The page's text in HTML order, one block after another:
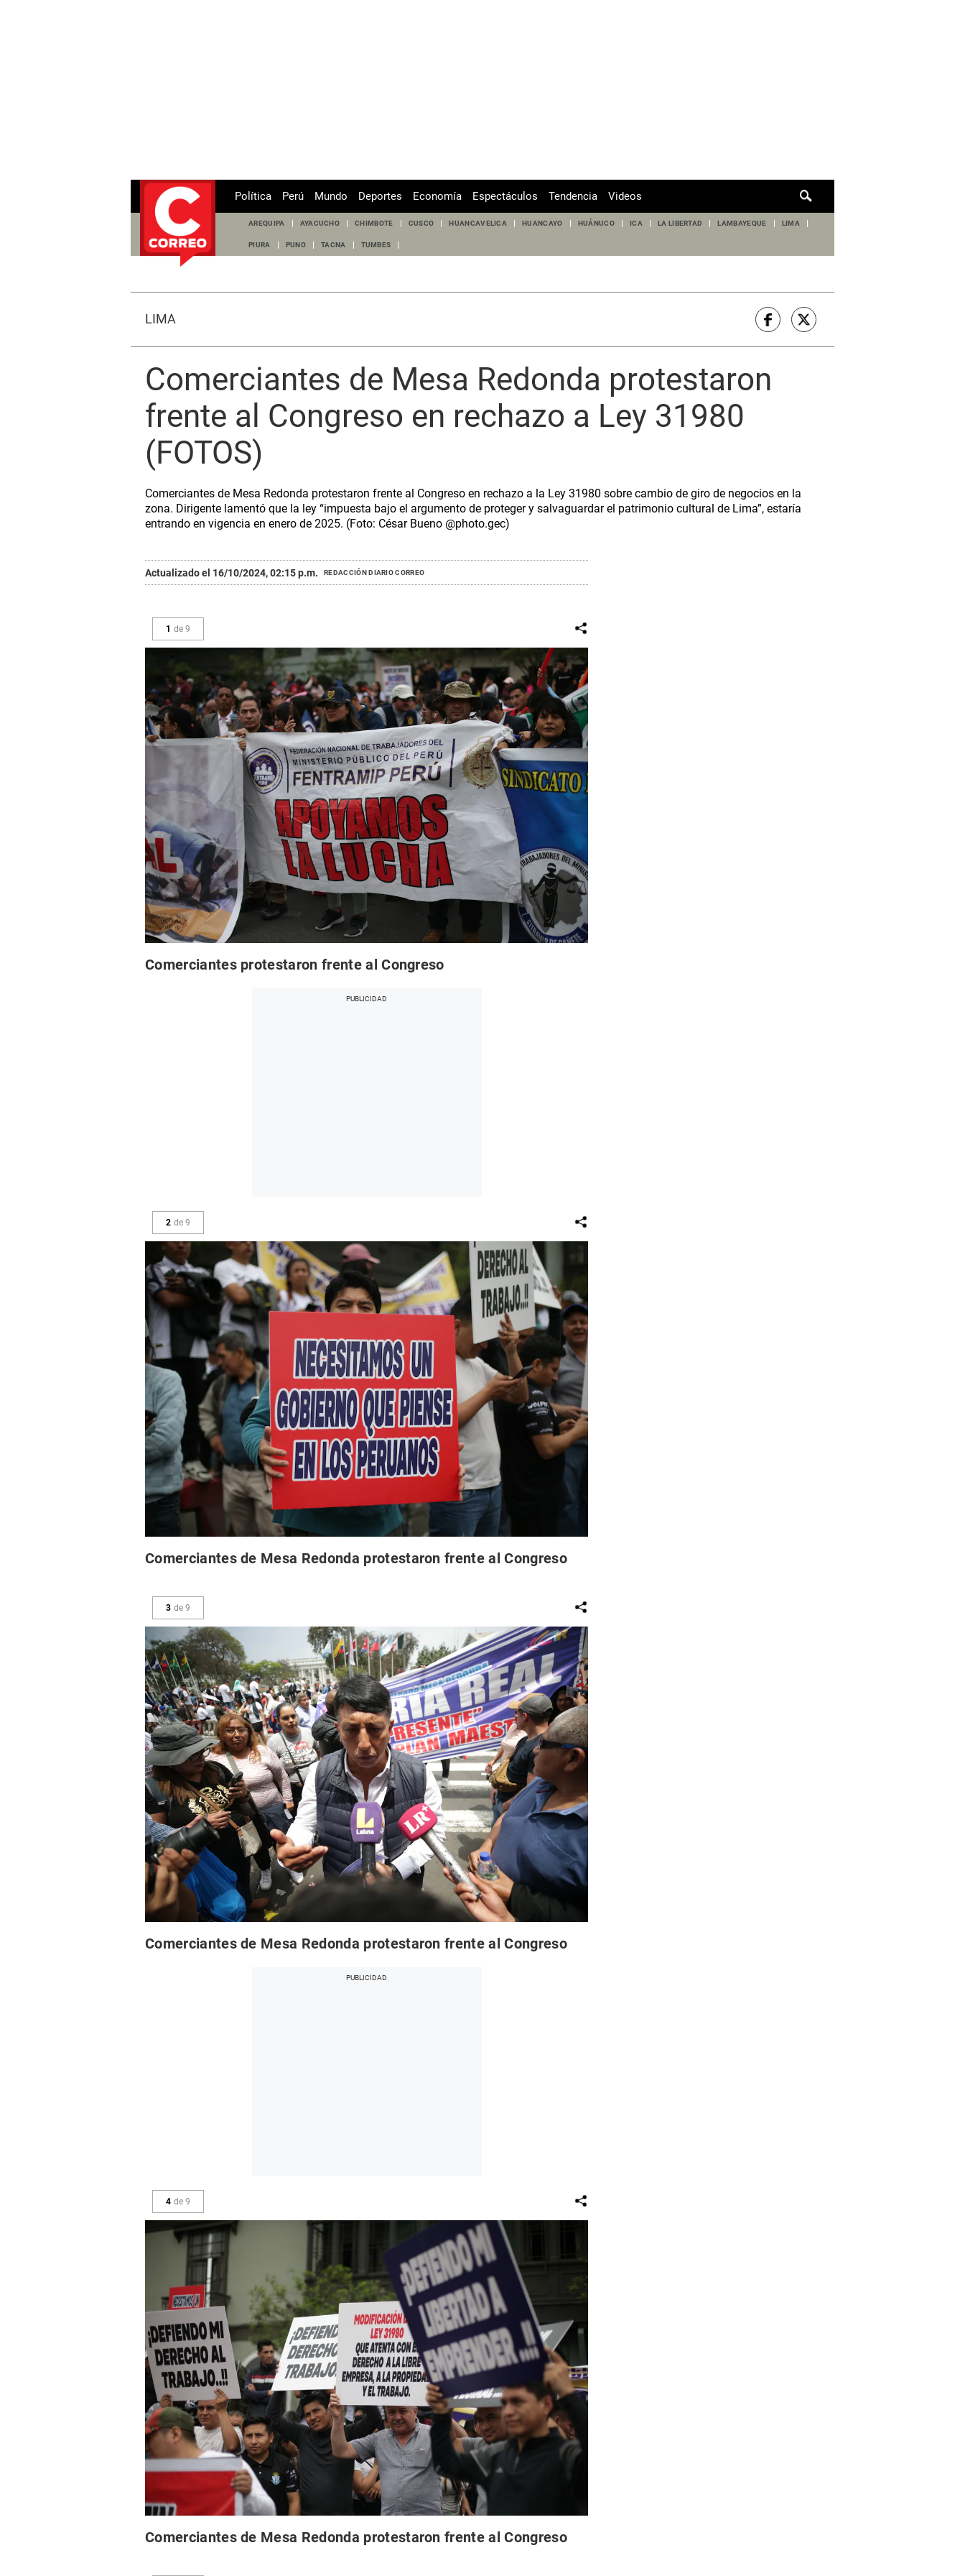
de
Política Perú Mundo Deportes Economía Espectáculos Tendencia Videos
AREQUIPA AYACUCHO CHIMBOTE CUSCO HUANCAVELICA HUANCAYO HUÁNUCO ICA LA LIBERTAD LAMBAYEQUE LIMA
PIURA PUNO TACNA TUMBES
LIMA
Comerciantes de Mesa Redonda protestaron
frente al Congreso en rechazo a Ley 31980
(FOTOS)
Comerciantes de Mesa Redonda protestaron frente al Congreso en rechazo a la Ley 31980 sobre cambio de giro de negocios en la
zona. Dirigente lamentó que la ley “impuesta bajo el argumento de proteger y salvaguardar el patrimonio cultural de Lima”, estaría
entrando en vigencia en enero de 2025. (Foto: César Bueno @photo.gec)
REDACCIÓN DIARIO CORREO
Actualizado el 16/10/2024, 02:15 p.m.
1 de 9
Comerciantes protestaron frente al Congreso
2 de 9
Comerciantes de Mesa Redonda protestaron frente al Congreso
3 de 9
Comerciantes de Mesa Redonda protestaron frente al Congreso
4 de 9
Comerciantes de Mesa Redonda protestaron frente al Congreso